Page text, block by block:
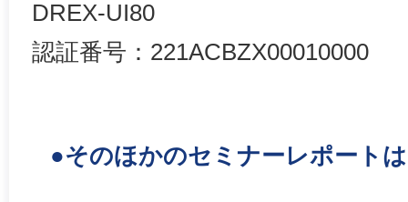
DREX-UI80
認証番号：221ACBZX00010000
●そのほかのセミナーレポート